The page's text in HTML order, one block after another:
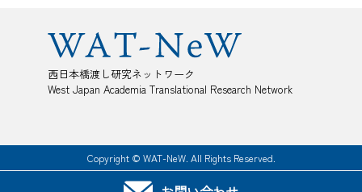
西日本橋渡し研究ネットワーク
West Japan Academia Translational Research Network
Copyright © WAT-NeW. All Rights Reserved.